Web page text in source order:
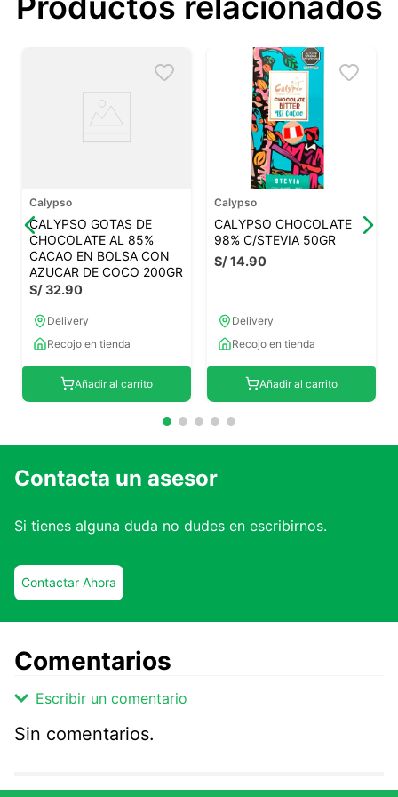
Calypso
CALYPSO GOTAS DE
CHOCOLATE AL 85%
CACAO EN BOLSA CON
AZUCAR DE COCO 200GR
S/32.90
Delivery
Recojo en tienda
Añadir al carrito
Calypso
CALYPSO CHOCOLATE
98% C/STEVIA 50GR
S/14.90
Delivery
Recojo en tienda
Añadir al carrito
Contacta un asesor
Si tienes alguna duda no dudes en escribirnos.
Contactar Ahora
Comentarios
Escribir un comentario
Sin comentarios.